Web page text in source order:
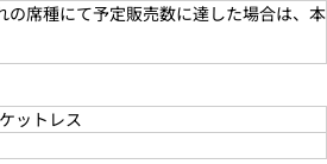
席種にて予定販売数に達した場合は、本
ットレス